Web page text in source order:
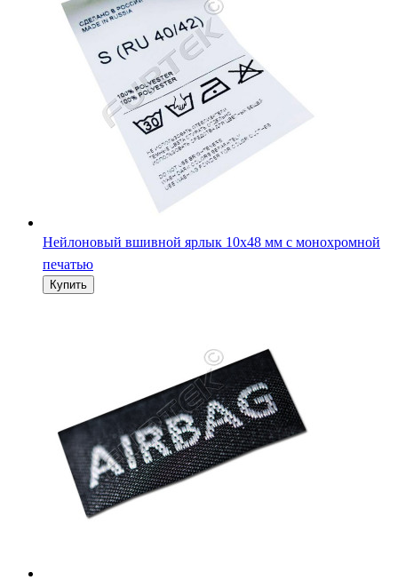
Нейлоновый вшивной ярлык 10х48 мм с монохромной
печатью